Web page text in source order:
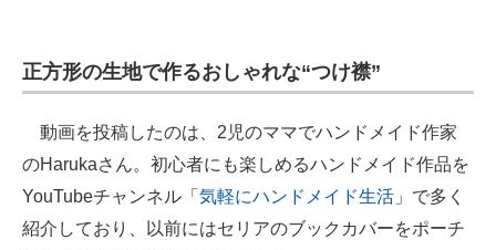
正方形の生地で作るおしゃれな“つけ襟”
動画を投稿したのは、2児のママでハンドメイド作家
のHarukaさん。初心者にも楽しめるハンドメイド作品を
YouTubeチャンネル「 気軽にハンドメイド生活 」で多く
紹介しており、以前にはセリアのブックカバーをポーチ